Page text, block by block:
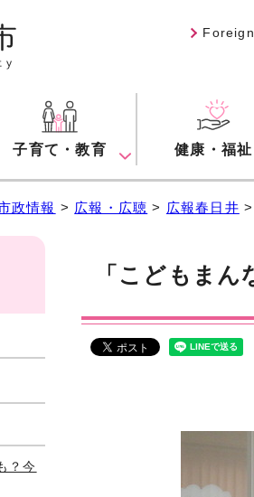
子育て・教育 健康・福祉
政情報 > 広報・広聴 > 広報春日井 >
「こどもま
？今